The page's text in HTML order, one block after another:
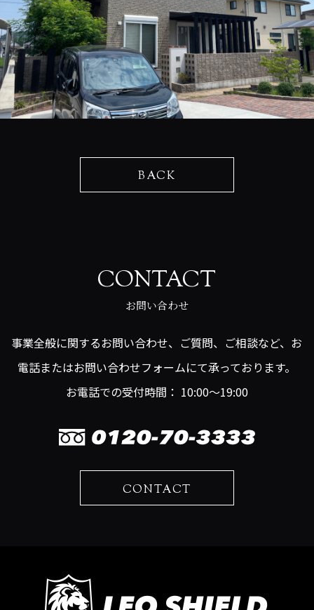
BACK
CONTACT
お問い合わせ
事業全般に関するお問い合わせ、ご質問、ご相談など、お
電話またはお問い合わせフォームにて承っております。
お電話での受付時間： 10:00～19:00
CONTACT